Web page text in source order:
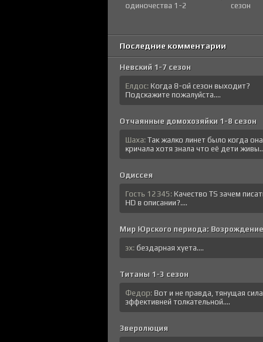
одиночества 1-2
сезон
Последние комментарии
Невский 1-7 сезон
Елдос: Когда 8-ой сезон выходит?
Подскажите пожалуйста....
Отчаянные домохозяйки 1-8 сезон
Шаха: Так жалко линет было когда она
кричала хотя знала что её дети
Одиссея
Гость 12345: Качество TS зачем
HD в описании?....
Мир Юрского периода: Возрождение
эх: бездарная хуета....
Титаны 1-3 сезон
Федор: Вот и не правда, тянущая сила
эффективней толкательной....
Зверолюция